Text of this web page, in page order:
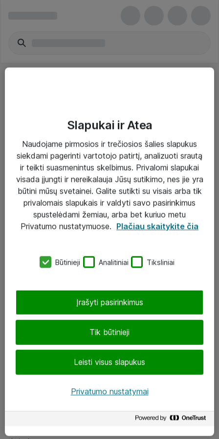
Paslaugos
Sprendimai
Įgyvendinti projektai
Atea ekspertų patarimai verslui
eShop@atea.lt
LinkedIn
Slapukai ir Atea
Naudojame pirmosios ir trečiosios šalies slapukus
siekdami pagerinti vartotojo patirtį, analizuoti srautą
ir teikti suasmenintus skelbimus. Privalomi slapukai
visada įjungti ir nereikalauja Jūsų sutikimo, nes jie yra
būtini mūsų svetainei. Galite sutikti su visais arba tik
privalomais slapukais ir valdyti savo pasirinkimus
spustelėdami žemiau, arba bet kuriuo metu
Privatumo nustatymuose. Plačiau skaitykite čia
Būtinieji Analitiniai Tiksliniai
Tik būtinieji
Leisti visus slapukus
Įrašyti pasirinkimus
Privatumo nustatymai